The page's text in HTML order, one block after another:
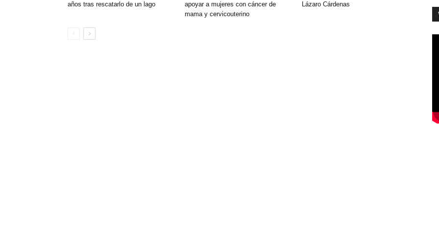
años tras rescatarlo de un lago
apoyar a mujeres con cáncer de
mama y cervicouterino
Lázaro Cárdenas